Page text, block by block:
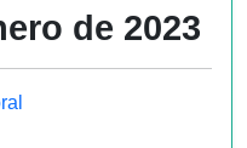
de 2023